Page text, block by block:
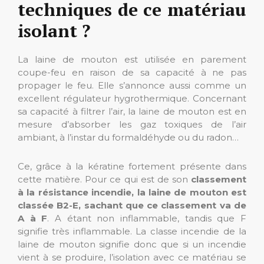
techniques de ce matériau
isolant ?
La laine de mouton est utilisée en parement
coupe-feu en raison de sa capacité à ne pas
propager le feu. Elle s’annonce aussi comme un
excellent régulateur hygrothermique. Concernant
sa capacité à filtrer l’air, la laine de mouton est en
mesure d’absorber les gaz toxiques de l’air
ambiant, à l’instar du formaldéhyde ou du radon…
Ce, grâce à la kératine fortement présente dans
cette matière. Pour ce qui est de son classement
à la résistance incendie, la laine de mouton est
classée B2-E, sachant que ce classement va de
A à F. A étant non inflammable, tandis que F
signifie très inflammable. La classe incendie de la
laine de mouton signifie donc que si un incendie
vient à se produire, l’isolation avec ce matériau se